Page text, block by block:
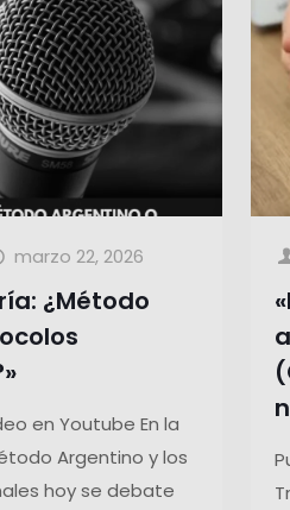
marzo 22, 2026
¿Método
en Youtube En la
Argentino y los
hoy se debate